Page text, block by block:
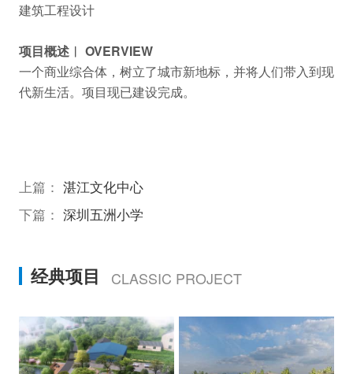
建筑工程设计
项目概述︱ OVERVIEW
一个商业综合体，树立了城市新地标，并将人们带入到现
代新生活。项目现已建设完成。
上篇： 湛江文化中心
下篇： 深圳五洲小学
经典项目 CLASSIC PROJECT